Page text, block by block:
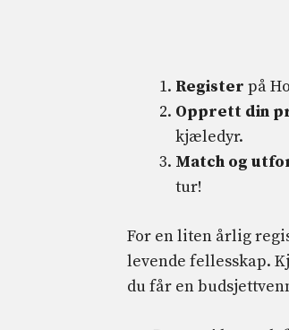
Register på
Opprett din
kjæledyr.
Match og
tur!
For en liten årlig
levende fellesskap.
du får en